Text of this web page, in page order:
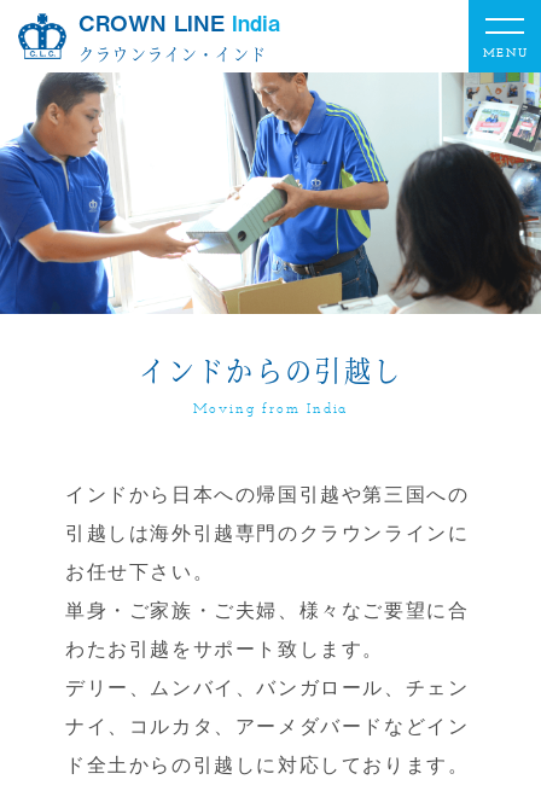
CROWN LINE India
クラウンライン・インド
インドからの引越し
Moving from India
インドから日本への帰国引越や第三国への
引越しは海外引越専門のクラウンラインに
お任せ下さい。
単身・ご家族・ご夫婦、様々なご要望に合
わたお引越をサポート致します。
デリー、ムンバイ、バンガロール、チェン
ナイ、コルカタ、アーメダバードなどイン
ド全土からの引越しに対応しております。